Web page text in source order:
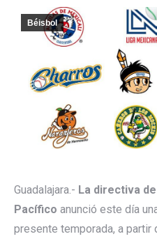
Béisbol
Guadalajara.- La directiva
Pacífico anunció este día
presente temporada, a